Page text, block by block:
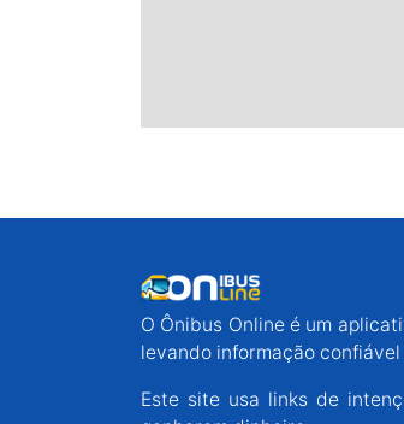
O Ônibus Online é um
levando informação
Este site usa links de